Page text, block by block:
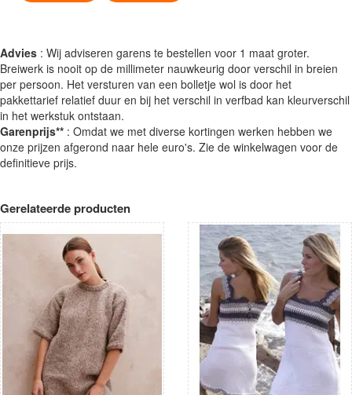
Advies : Wij adviseren garens te bestellen voor 1 maat groter.
Breiwerk is nooit op de millimeter nauwkeurig door verschil in breien
per persoon. Het versturen van een bolletje wol is door het
pakkettarief relatief duur en bij het verschil in verfbad kan kleurverschil
in het werkstuk ontstaan.
Garenprijs** : Omdat we met diverse kortingen werken hebben we
onze prijzen afgerond naar hele euro's. Zie de winkelwagen voor de
definitieve prijs.
Gerelateerde producten